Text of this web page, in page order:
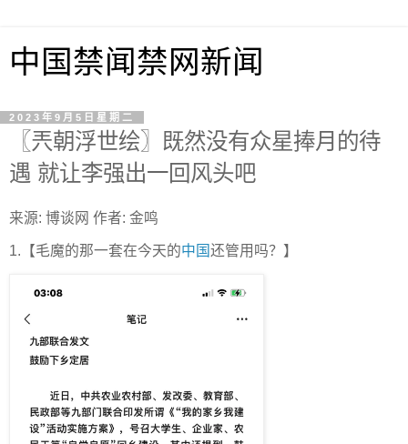
中国禁闻禁网新闻
2023年9月5日星期二
〖兲朝浮世绘〗既然没有众星捧月的待
遇 就让李强出一回风头吧
来源: 博谈网 作者: 金鸣
1.【毛魔的那一套在今天的中国还管用吗？】